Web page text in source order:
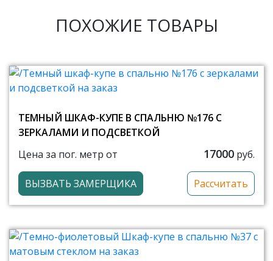
ПОХОЖИЕ ТОВАРЫ
ТЕМНЫЙ ШКАФ-КУПЕ В СПАЛЬНЮ №176 С
ЗЕРКАЛАМИ И ПОДСВЕТКОЙ
Цена за пог. метр от
17000 руб.
ВЫЗВАТЬ ЗАМЕРЩИКА Рассчитать